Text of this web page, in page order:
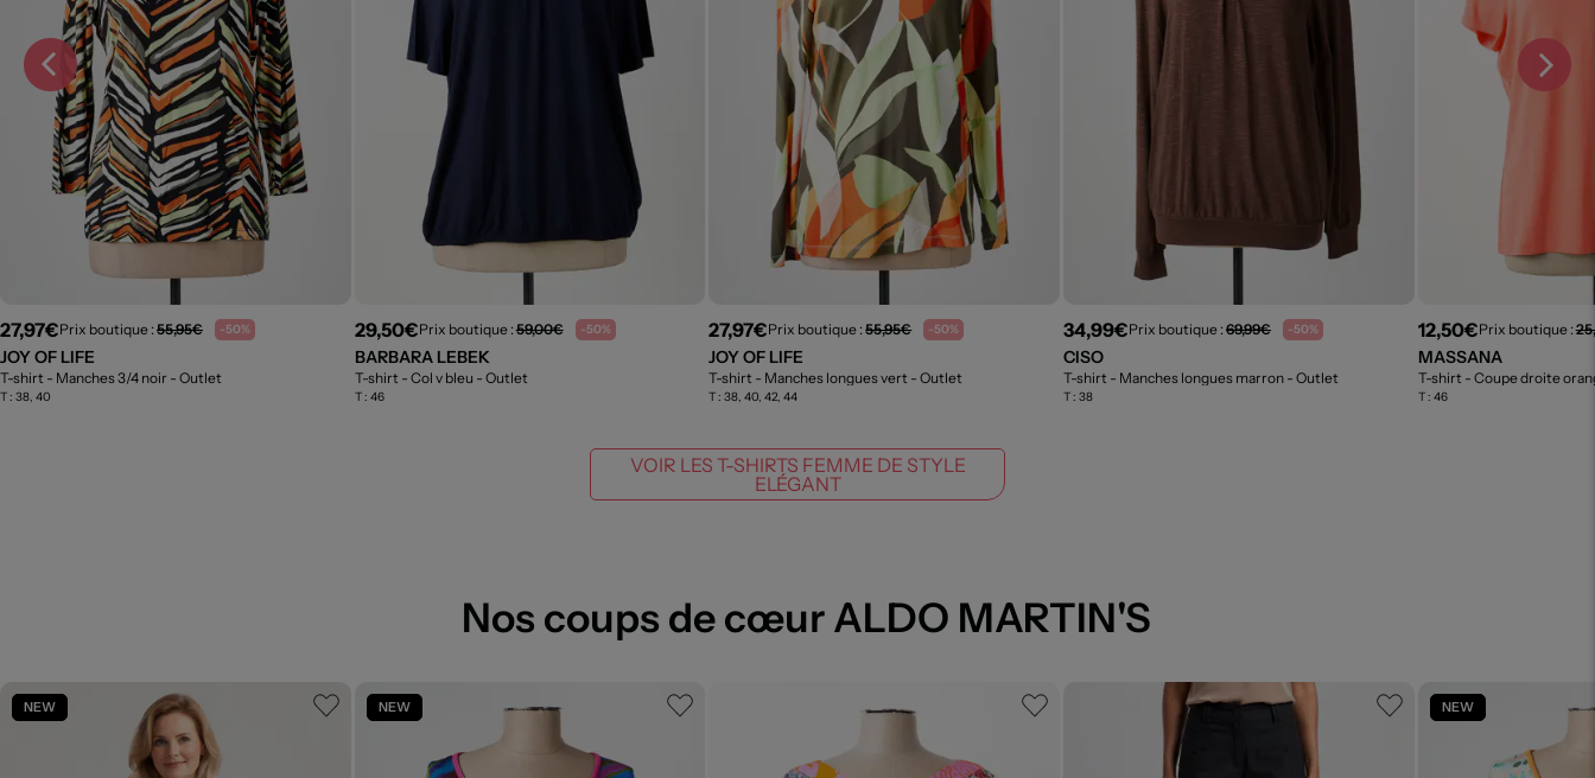
27,97€Prix boutique : 55,95€ -50%
JOY OF LIFE
T-shirt - Manches 3/4 noir - Outlet
T : 38, 40
29,50€Prix boutique :59,00€ -50%
BARBARA LEBEK
T-shirt - Col v bleu - Outlet
T : 46
27,97€Prix boutique :55,95€ -50%
JOY OF LIFE
T-shirt - Manches longues vert - Outlet
T :38, 40, 42, 44
34,99€Prix boutique :69,99€ -50%
CISO
T-shirt - Manches longues marron - Outlet
T :38
12,50€Prix boutique :
MASSANA
T-shirt - Coupe droite
T : 46
VOIR LES T-SHIRTS FEMME DE STYLE
ELÉGANT
Nos coups de cœur ALDO MARTIN'S
NEW NEW NEW